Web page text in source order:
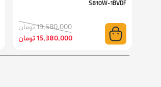
S810W-1BVDF
19,580,000 تومان
15,380,000 تومان